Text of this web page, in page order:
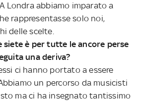
Londra abbiamo imparato a
rappresentasse solo noi,
delle scelte.
siete è per tutte le ancore perse
una deriva?
ci hanno portato a essere
un percorso da musicisti
ma ci ha insegnato tantissimo